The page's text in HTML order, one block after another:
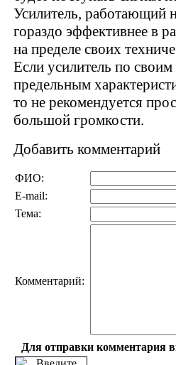
Усилитель, работающий
гораздо эффективнее в
на пределе своих
Если усилитель по своим
предельным
то не рекомендуется
большой громкости.
Добавить комментарий
ФИО:
E-mail:
Тема:
Комментарий:
Для отправки комментария